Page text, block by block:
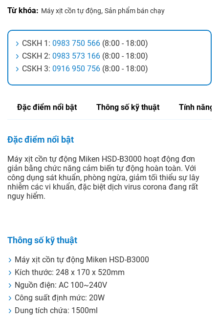
Từ khóa: Máy xịt cồn tự động, Sản phẩm bán chạy
CSKH 1: 0983 750 566 (8:00 - 18:00)
CSKH 2: 0983 573 166 (8:00 - 18:00)
CSKH 3: 0916 950 756 (8:00 - 18:00)
Đặc điểm nổi bật Thông số kỹ thuật Tính năng
Đặc điểm nổi bật
Máy xịt cồn tự động Miken HSD-B3000 hoạt động đơn
giản bằng chức năng cảm biến tự động hoàn toàn. Với
công dụng sát khuẩn, phòng ngừa, giảm tối thiểu sự lây
nhiễm các vi khuẩn, đặc biệt dịch virus corona đang rất
nguy hiểm.
Thông số kỹ thuật
Máy xịt cồn tự động Miken HSD-B3000
Kích thước: 248 x 170 x 520mm
Nguồn điện: AC 100~240V
Công suất định mức: 20W
Dung tích chứa: 1500ml